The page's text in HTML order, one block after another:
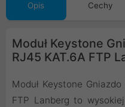
Opis Cechy
Moduł Keystone
RJ45 KAT.6A FTP
Moduł Keystone
FTP Lanberg to